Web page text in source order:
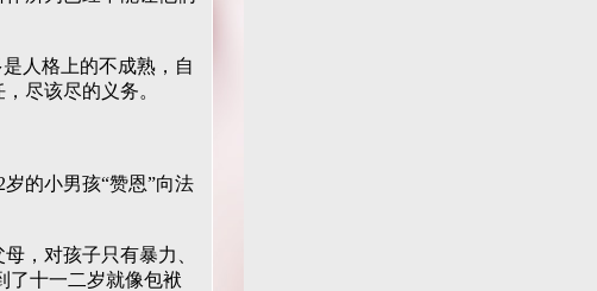
人格上的不成熟，自
尽该尽的义务。
的小男孩“赞恩”向法
，对孩子只有暴力、
了十一二岁就像包袱